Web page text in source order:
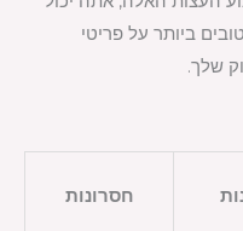
ביותר על פריטי
שלך.
חסרונות